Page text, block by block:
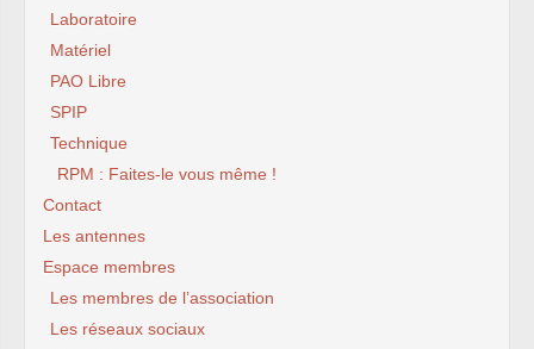
Laboratoire
Matériel
PAO Libre
SPIP
Technique
RPM : Faites-le vous même !
Contact
Les antennes
Espace membres
Les membres de l’association
Les réseaux sociaux